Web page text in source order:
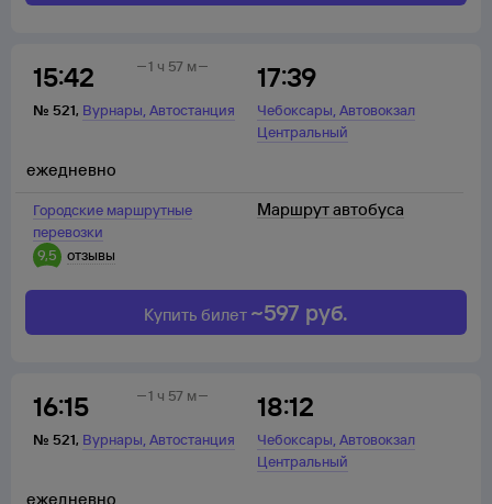
15:42
№ 521, Вурнары,Автостанция
17:39
Чебоксары,Автовокзал
Центральный
1 ч 57 м
Городские маршрутные
перевозки
9,5
отзывы
ежедневно
Маршрут автобуса
Купить билет ~597 руб.
16:15
№ 521, Вурнары,Автостанция
18:12
Чебоксары,Автовокзал
Центральный
1 ч 57 м
ежедневно